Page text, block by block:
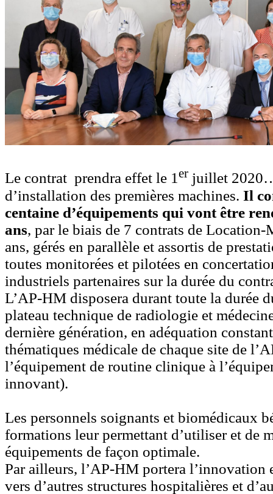
Le contrat prendra effet le 1er juillet
d’installation des premières machines. Il
centaine d’équipements qui vont être
ans, par le biais de 7 contrats de Location-
ans, gérés en parallèle et assortis de
toutes monitorées et pilotées en
industriels partenaires sur la durée du
L’AP-HM disposera durant toute la durée
plateau technique de radiologie et
dernière génération, en adéquation
thématiques médicale de chaque site de
l’équipement de routine clinique à
innovant).
Les personnels soignants et biomédicaux
formations leur permettant d’utiliser et de
équipements de façon optimale.
Par ailleurs, l’AP-HM portera l’innovation
vers d’autres structures hospitalières et